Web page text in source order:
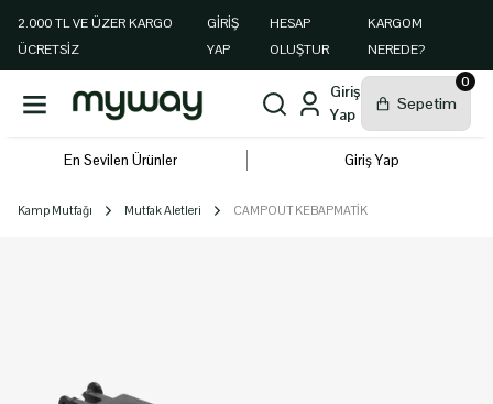
2.000 TL VE ÜZER KARGO
ÜCRETSİZ
GIRIŞ
YAP
HESAP
OLUŞTUR
KARGOM
NEREDE?
0
En Sevilen Ürünler Giriş Yap
Kamp Mutfağı Mutfak Aletleri CAMPOUT KEBAPMATİK